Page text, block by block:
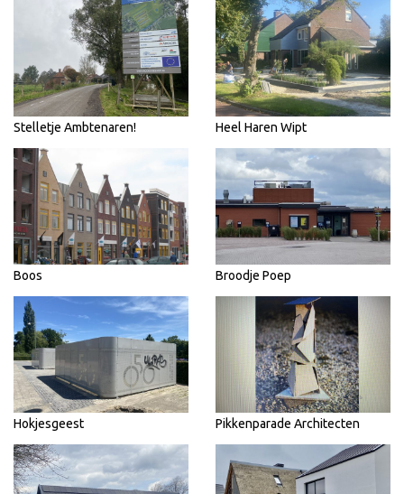
Stelletje Ambtenaren! Heel Haren Wipt
Boos Broodje Poep
Hokjesgeest Pikkenparade Architecten